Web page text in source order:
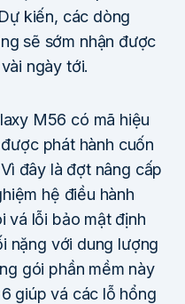
kiến, các dòng
sẽ sớm nhận được
ngày tới.
M56 có mã hiệu
phát hành cuốn
đây là đợt nâng cấp
hệ điều hành
vá lỗi bảo mật định
nặng với dung lượng
gói phần mềm này
giúp vá các lỗ hổng